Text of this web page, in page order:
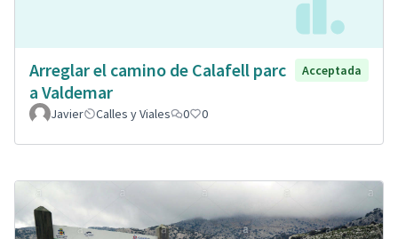
Arreglar el camino de Calafell parc
a Valdemar
Acceptada
Javier Calles y Viales 0 0